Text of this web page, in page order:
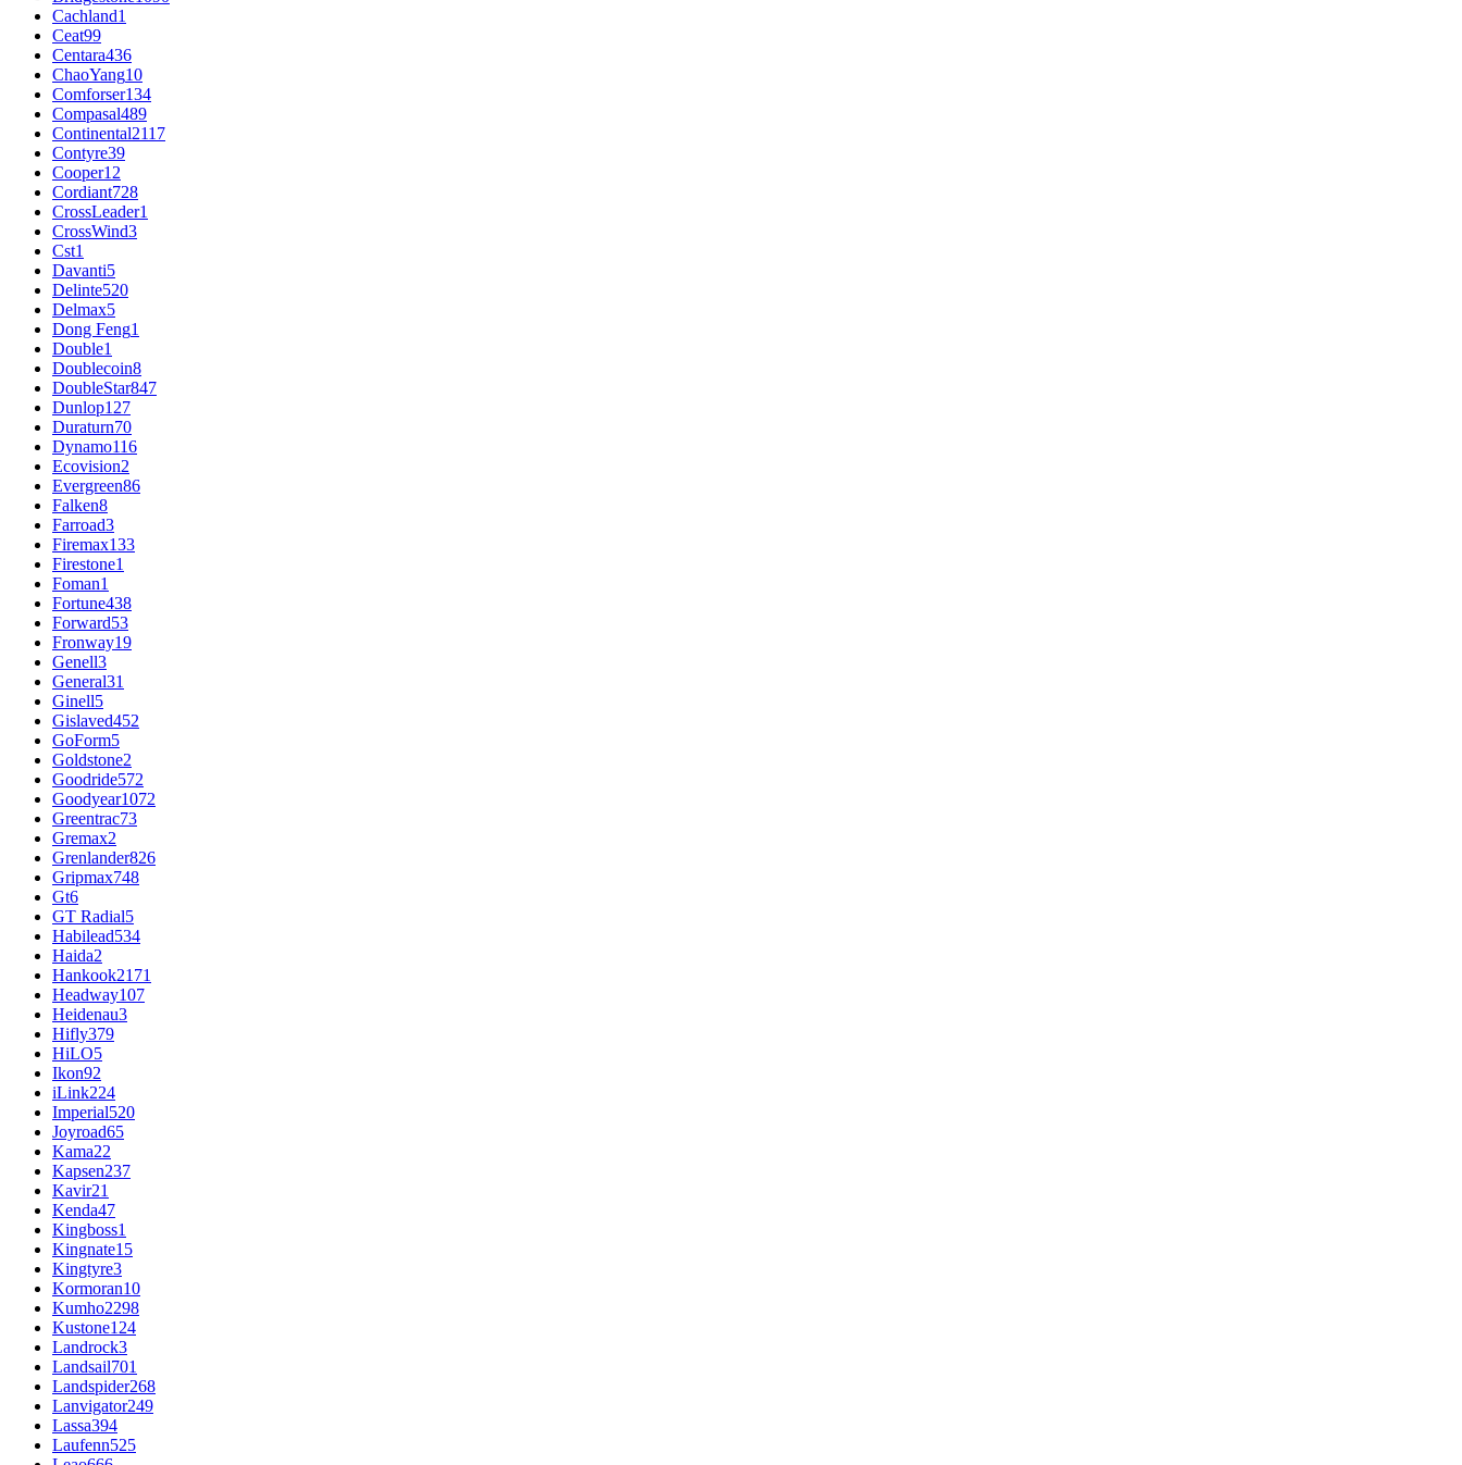
Cachland1
Ceat99
Centara436
ChaoYang10
Comforser134
Compasal489
Continental2117
Contyre39
Cooper12
Cordiant728
CrossLeader1
CrossWind3
Cst1
Davanti5
Delinte520
Delmax5
Dong Feng1
Double1
Doublecoin8
DoubleStar847
Dunlop127
Duraturn70
Dynamo116
Ecovision2
Evergreen86
Falken8
Farroad3
Firemax133
Firestone1
Foman1
Fortune438
Forward53
Fronway19
Genell3
General31
Ginell5
Gislaved452
GoForm5
Goldstone2
Goodride572
Goodyear1072
Greentrac73
Gremax2
Grenlander826
Gripmax748
Gt6
GT Radial5
Habilead534
Haida2
Hankook2171
Headway107
Heidenau3
Hifly379
HiLO5
Ikon92
iLink224
Imperial520
Joyroad65
Kama22
Kapsen237
Kavir21
Kenda47
Kingboss1
Kingnate15
Kingtyre3
Kormoran10
Kumho2298
Kustone124
Landrock3
Landsail701
Landspider268
Lanvigator249
Lassa394
Laufenn525